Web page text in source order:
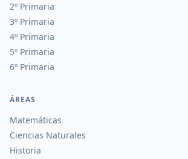
2º Primaria
3º Primaria
4º Primaria
5º Primaria
6º Primaria
ÁREAS
Matemáticas
Ciencias Naturales
Historia